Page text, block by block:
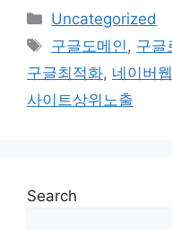
Categories
Uncategorized
Tags
구글도메인 , 구글
구글최적화, 네이버
사이트상위노출
Search